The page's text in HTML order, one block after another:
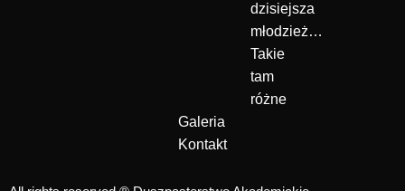
dzisiejsza
młodzież…
Takie
tam
różne
Galeria
Kontakt